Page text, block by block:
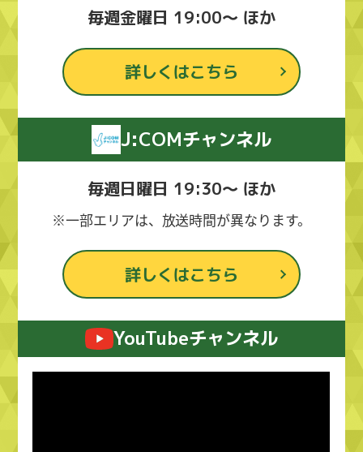
毎週金曜日 19:00～ ほか
詳しくはこちら
J:COMチャンネル
毎週日曜日 19:30～ ほか
※一部エリアは、放送時間が異なります。
詳しくはこちら
YouTubeチャンネル